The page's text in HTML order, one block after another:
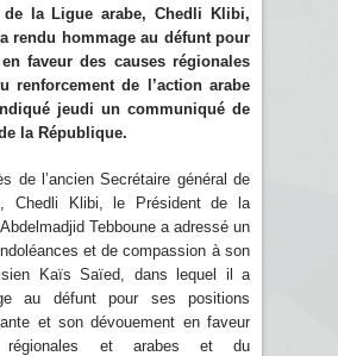
de la Ligue arabe, Chedli Klibi,
rendu hommage au défunt pour
faveur des causes régionales
renforcement de l’action arabe
jeudi un communiqué de
la République.
de l’ancien Secrétaire général de
Chedli Klibi, le Président de la
Tebboune a adressé un
et de compassion à son
Kaïs Saïed, dans lequel il a
au défunt pour ses positions
et son dévouement en faveur
régionales et arabes et du